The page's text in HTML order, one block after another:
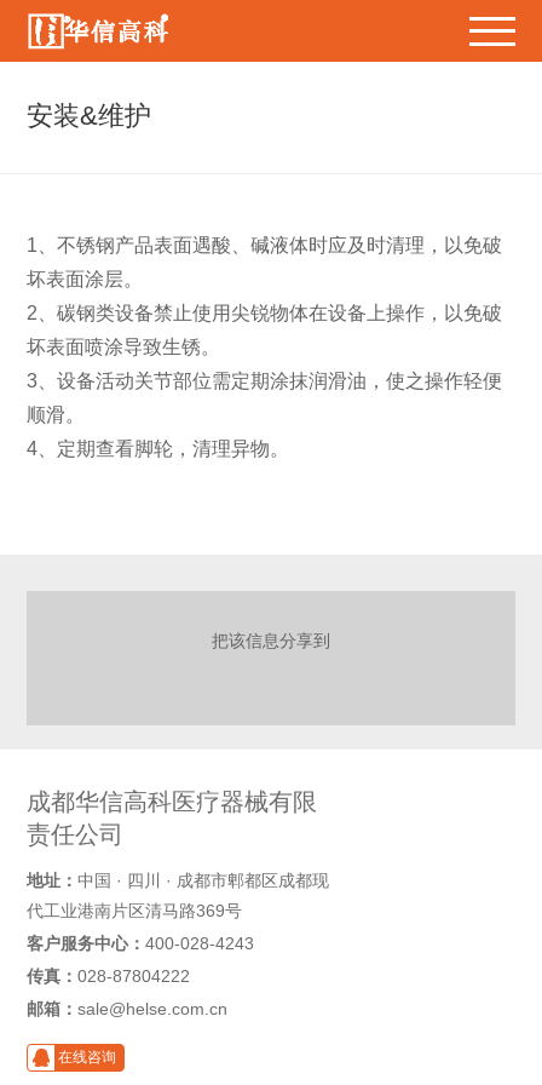
安装&维护
1、不锈钢产品表面遇酸、碱液体时应及时清理，以免破
坏表面涂层。
2、碳钢类设备禁止使用尖锐物体在设备上操作，以免破
坏表面喷涂导致生锈。
3、设备活动关节部位需定期涂抹润滑油，使之操作轻便
顺滑。
4、定期查看脚轮，清理异物。
把该信息分享到
成都华信高科医疗器械有限
责任公司
地址：中国 · 四川 · 成都市郫都区成都现
代工业港南片区清马路369号
客户服务中心：400-028-4243
传真：028-87804222
邮箱：sale@helse.com.cn
在线咨询